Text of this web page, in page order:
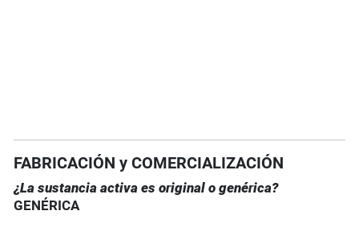
FABRICACIÓN y COMERCIALIZACIÓN
¿La sustancia activa es original o genérica?
GENÉRICA